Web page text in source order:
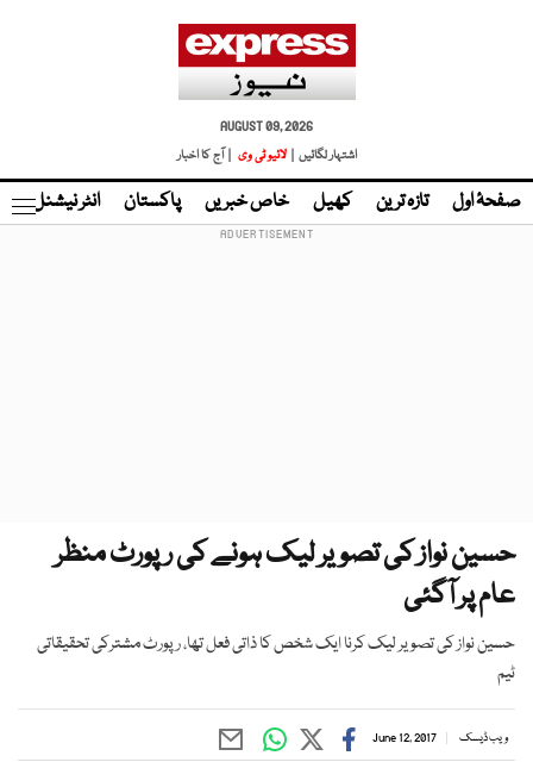
AUGUST 09, 2026
اشتہار لگائیں |
لائیو ٹی وی | آج کا اخبار
صفحۂ اول تازہ ترین کھیل خاص خبریں پاکستان انٹر نیشنل
حسین نواز کی تصویر لیک ہونے کی رپورٹ منظر
عام پر آگئی
حسین نواز کی تصویر لیک کرنا ایک شخص کا ذاتی فعل تھا، رپورٹ مشترکی تحقیقاتی
ٹیم
ویب ڈیسک June 12, 2017